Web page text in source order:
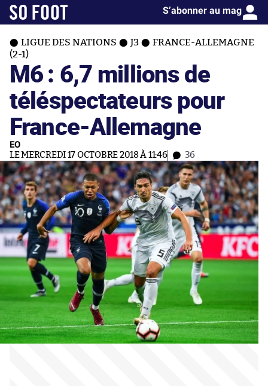
S’abonner au mag
LIGUE DES NATIONS J3
FRANCE-ALLEMAGNE
(2-1)
M6 : 6,7 millions de
téléspectateurs pour
France-Allemagne
EO
LE MERCREDI 17 OCTOBRE 2018 À 11:46 36